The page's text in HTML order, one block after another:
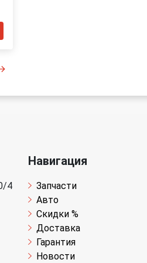
4
Навигация
Запчасти
Авто
Скидки %
Доставка
Гарантия
Новости